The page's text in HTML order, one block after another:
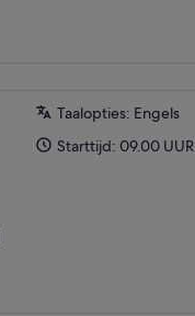
Taalopties: Engels
Starttijd: 09.00 UUR